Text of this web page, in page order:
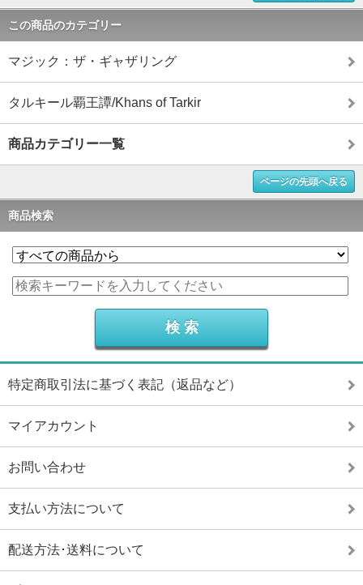
この商品のカテゴリー
マジック：ザ・ギャザリング
タルキール覇王譚/Khans of Tarkir
商品カテゴリー一覧
ページの先頭へ戻る
商品検索
特定商取引法に基づく表記（返品など）
マイアカウント
お問い合わせ
支払い方法について
配送方法･送料について